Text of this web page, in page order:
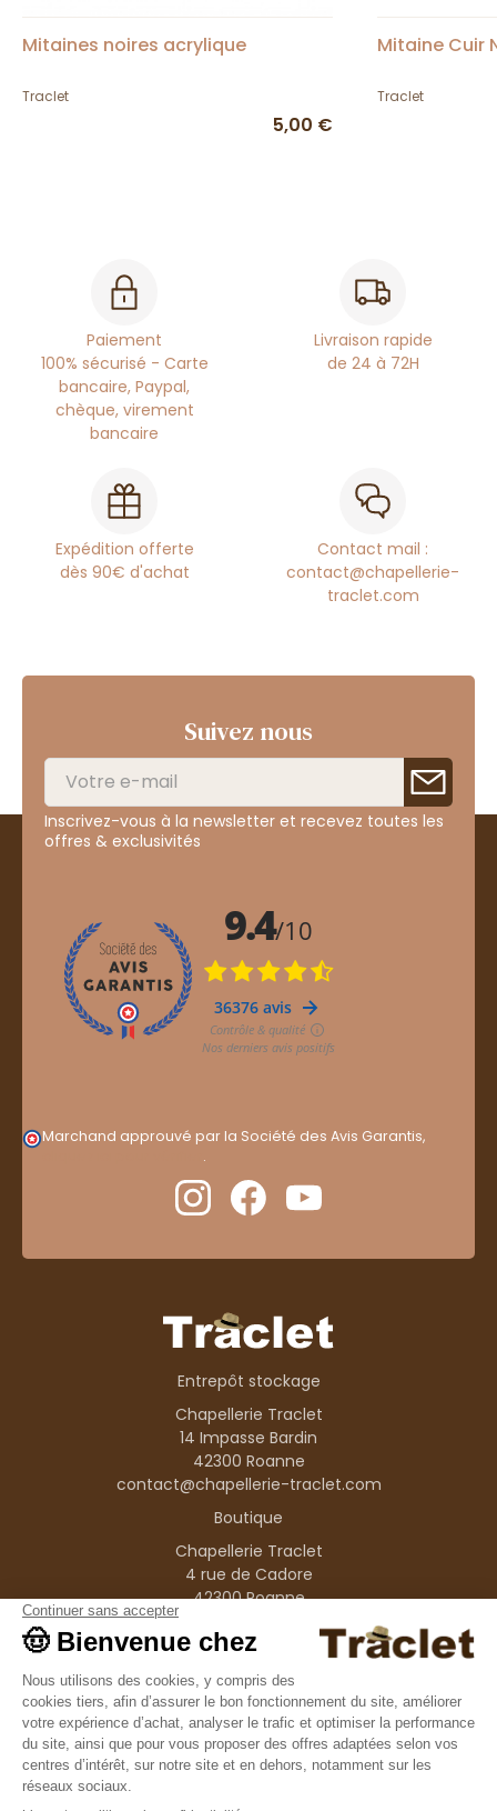
Mitaines noires acrylique
Traclet
5,00 €
Mitaine Cuir
Traclet
Paiement
100% sécurisé - Carte
bancaire, Paypal,
chèque, virement
bancaire
Livraison rapide
de 24 à 72H
Expédition offerte
dès 90€ d'achat
Contact mail :
contact@chapellerie-
traclet.com
Suivez nous
Inscrivez-vous à la newsletter et recevez toutes les
offres & exclusivités
Marchand approuvé par la Société des Avis Garantis,
.
Entrepôt stockage
Chapellerie Traclet
14 Impasse Bardin
42300 Roanne
contact@chapellerie-traclet.com
Boutique
Chapellerie Traclet
4 rue de Cadore
42300 Roanne
Produits
Nos marques